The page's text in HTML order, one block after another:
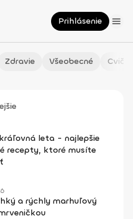
Prihlásenie
Zdravie Všeobecné
leta - najlepšie
recepty, ktoré musíte
a rýchly marhuľový